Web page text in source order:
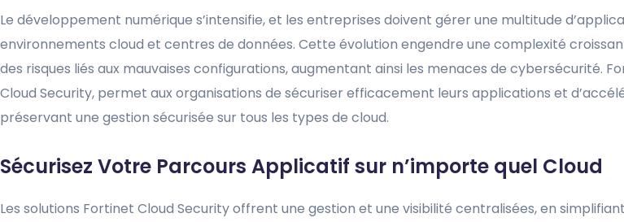
Le développement numérique s’intensifie, et les entreprises doivent gérer une multitude
environnements cloud et centres de données. Cette évolution engendre une complexité
des risques liés aux mauvaises configurations, augmentant ainsi les menaces de cybersécurité.
Cloud Security, permet aux organisations de sécuriser efficacement leurs applications et
préservant une gestion sécurisée sur tous les types de cloud.
Sécurisez Votre Parcours Applicatif sur n’importe quel Cloud
Les solutions Fortinet Cloud Security offrent une gestion et une visibilité centralisées, en